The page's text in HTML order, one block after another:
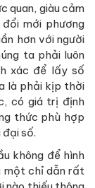
quan, giàu cảm
mới phương
hơn với người
ta phải luôn
xác để lấy số
là phải kịp thời
có giá trị định
thức phù hợp
số.
không để hình
một chỉ dẫn rất